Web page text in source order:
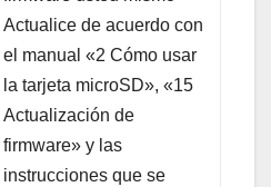
Actualice de acuerdo con
el manual «2 Cómo usar
la tarjeta microSD», «15
Actualización de
firmware» y las
instrucciones que se